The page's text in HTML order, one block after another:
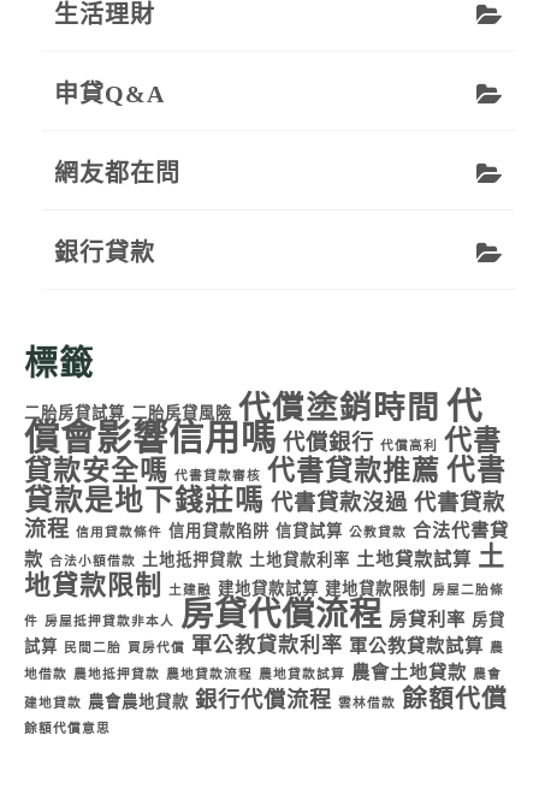
生活理財
申貸Q&A
網友都在問
銀行貸款
標籤
二胎房貸試算 二胎房貸風險 代償塗銷時間 代
償會影響信用嗎 代償銀行 代償高利
代書
貸款安全嗎 代書貸款審核 代書貸款推薦 代書
貸款是地下錢莊嗎 代書貸款沒過 代書貸款
流程 信用貸款條件 信用貸款陷阱 信貸試算 公教貸款 合法代書貸
款 合法小額借款 土地抵押貸款 土地貸款利率 土地貸款試算 土
地貸款限制
土建融 建地貸款試算 建地貸款限制 房屋二胎條
件 房屋抵押貸款非本人 房貸代償流程 房貸利率 房貸
試算
民間二胎 買房代償 軍公教貸款利率 軍公教貸款試算
農
地借款
農地抵押貸款 農地貸款流程 農地貸款試算 農會土地貸款 農會
建地貸款 農會農地貸款 銀行代償流程 雲林借款 餘額代償
餘額代償意思